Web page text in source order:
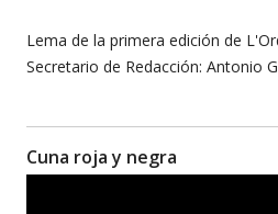
Lema de la primera edición de
Secretario de Redacción: Antonio
Cuna roja y negra